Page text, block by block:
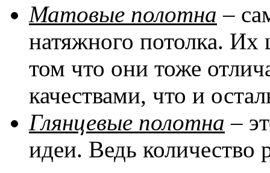
Матовые полотна –
натяжного потолка. Их
том что они тоже
качествами, что и
Глянцевые полотна –
идеи. Ведь количество